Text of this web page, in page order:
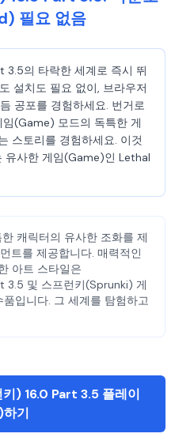
필요 없음
3.5의 타락한 세계로 즉시 뛰
설치도 필요 없이, 브라우저
공포를 경험하세요. 번거로
(Game) 모드의 독특한 게
스토리를 경험하세요. 이것
유사한 게임(Game)인 Lethal
캐릭터의 유사한 조화를 제
트를 제공합니다. 매력적인
아트 스타일은
3.5 및 스프런키(Sprunki) 게
입니다. 그 세계를 탐험하고
) 16.0 Part 3.5 플레이
기